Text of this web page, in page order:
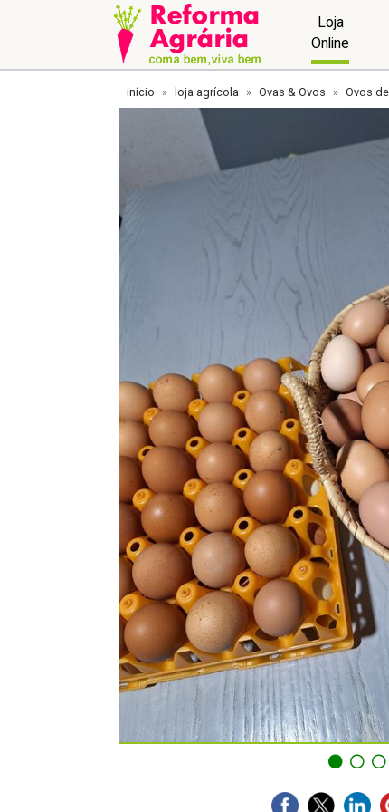
Loja
Online
início loja agrícola Ovas & Ovos Ovos